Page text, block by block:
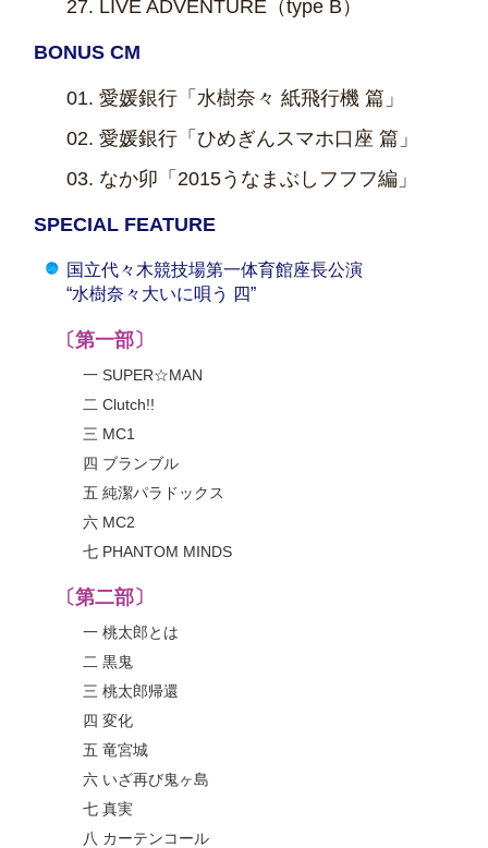
LIVE ADVENTURE（type B）
BONUS CM
愛媛銀行「水樹奈々 紙飛行機 篇」
愛媛銀行「ひめぎんスマホ口座 篇」
なか卯「2015うなまぶしフフフ編」
SPECIAL FEATURE
国立代々木競技場第一体育館座長公演
“水樹奈々大いに唄う 四”
〔第一部〕
一 SUPER☆MAN
二 Clutch!!
三 MC1
四 ブランブル
五 純潔パラドックス
六 MC2
七 PHANTOM MINDS
〔第二部〕
一 桃太郎とは
二 黒鬼
三 桃太郎帰還
四 変化
五 竜宮城
六 いざ再び鬼ヶ島
七 真実
八 カーテンコール